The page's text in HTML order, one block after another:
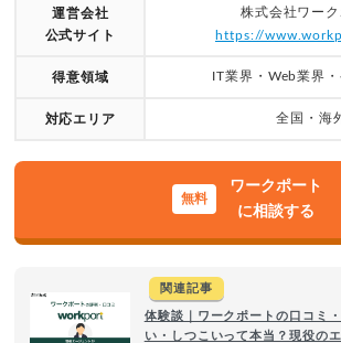
運営会社
公式サイト
株式会社ワーク
https://
得意領域 IT業界・Web業界
対応エリア 全国・海
ワークポート
に相談する
関連記事
体験談｜ワークポートの口コミ
い・しつこいって本当？現役の